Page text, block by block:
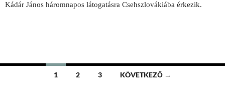
Kádár János háromnapos látogatásra Csehszlovákiába érkezik.
Bejegyzések
1 2 3 KÖVETKEZŐ →